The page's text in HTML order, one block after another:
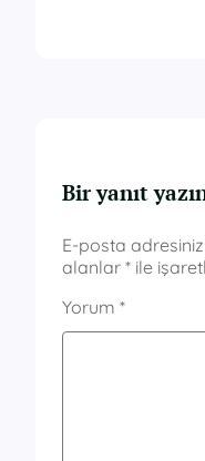
Bir yanıt
E-posta
alanlar * ile
Yorum *